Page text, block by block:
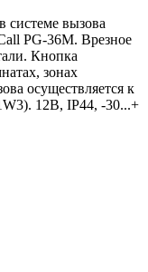
системе вызова
PG-36M. Врезное
Кнопка
зонах
осуществляется к
12В, IP44, -30...+